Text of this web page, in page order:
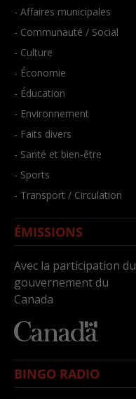
- Affaires municipales
- Communauté / Social
- Culture
- Économie
- Éducation
- Environnement
- Faits divers
- Santé et bien-être
- Sports
- Transport / Circulation
ÉMISSIONS
Avec la participation du
gouvernement du
Canada
BINGO RADIO